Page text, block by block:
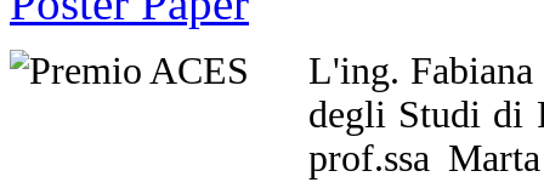
L'ing.
degli Studi di
prof.ssa